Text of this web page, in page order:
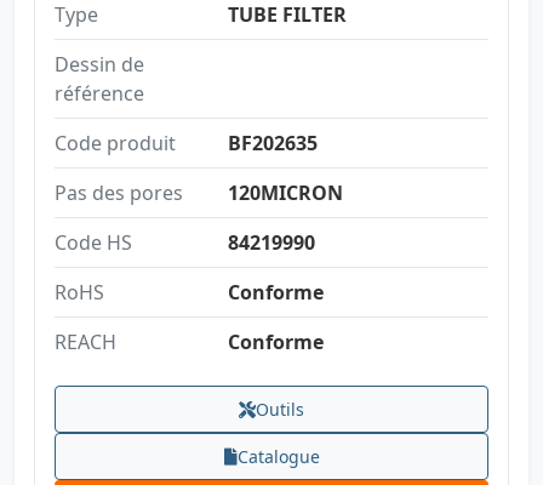
Type
TUBE FILTER
Dessin de
référence
Code produit
BF202635
Pas des pores
120MICRON
Code HS
84219990
RoHS
Conforme
REACH
Conforme
Outils
Catalogue